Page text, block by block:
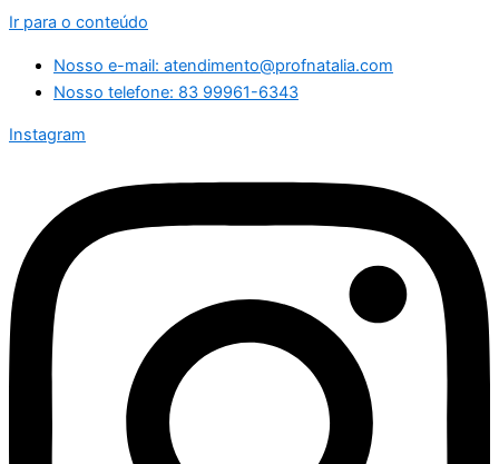
Ir para o conteúdo
Nosso e-mail: atendimento@profnatalia.com
Nosso telefone: 83 99961-6343
Instagram